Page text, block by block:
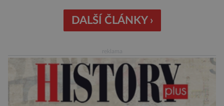
zárodky zbraní typických pro dnešní pavouky.
Pavouci, štíři či klíšťata jsou členovci patřící do
chelicerami, které u nich představují právě […]
DALŠÍ ČLÁNKY ›